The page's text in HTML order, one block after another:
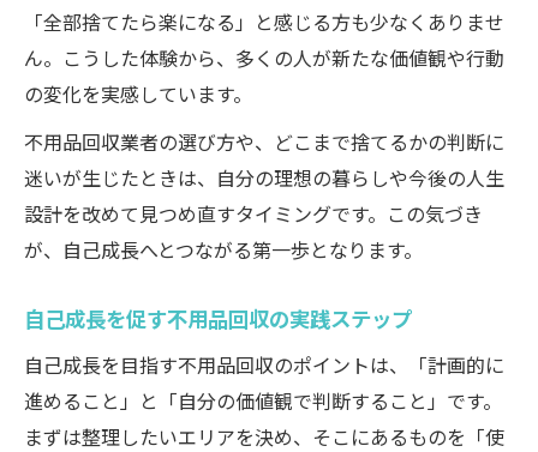
ム
段階的な不用品回収で心も整う理由とは
慎重な不用品回収が後悔を防ぐ心理的効果
不用品回収が心の負担を軽くする具体例
感情に流されない不用品回収の思考法
自己成長へと導く断捨離と不用品回収の関係性
由
不用品回収で生まれる新たな自己発見の瞬
間
断捨離と不用品回収がもたらす意識の変化
「全部捨てたら楽になる」と感じる方も少なくありませ
ん。こうした体験から、多くの人が新たな価値観や行動
の変化を実感しています。
不用品回収業者の選び方や、どこまで捨てるかの判断に
迷いが生じたときは、自分の理想の暮らしや今後の人生
設計を改めて見つめ直すタイミングです。この気づき
が、自己成長へとつながる第一歩となります。
自己成長を促す不用品回収の実践ステップ
自己成長を目指す不用品回収のポイントは、「計画的に
進めること」と「自分の価値観で判断すること」です。
まずは整理したいエリアを決め、そこにあるものを「使